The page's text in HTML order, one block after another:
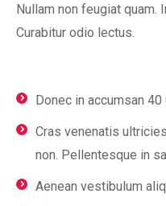
Nullam non feugiat quam.
Curabitur odio lectus.
Donec in accumsan
Cras venenatis
non. Pellentesque in
Aenean vestibulum